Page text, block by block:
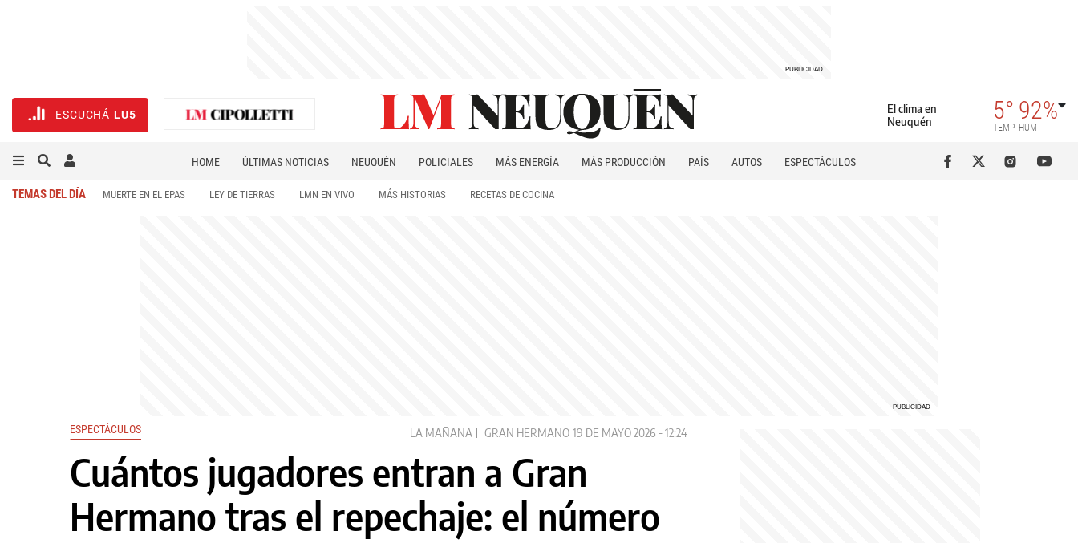
ESCUCHÁ LU5
El clima en
Neuquén
5°
TEMP
92%
HUM
HOME ÚLTIMAS NOTICIAS NEUQUÉN POLICIALES MÁS ENERGÍA MÁS PRODUCCIÓN PAÍS AUTOS
ESPECTÁCULOS
TEMAS DEL DÍA MUERTE EN EL EPAS LEY DE TIERRAS LMN EN VIVO MÁS HISTORIAS RECETAS DE COCINA
ESPECTÁCULOS LA MAÑANA GRAN HERMANO 19 DE MAYO 2026 - 12:24
Cuántos jugadores entran a Gran
Hermano tras el repechaje: el número